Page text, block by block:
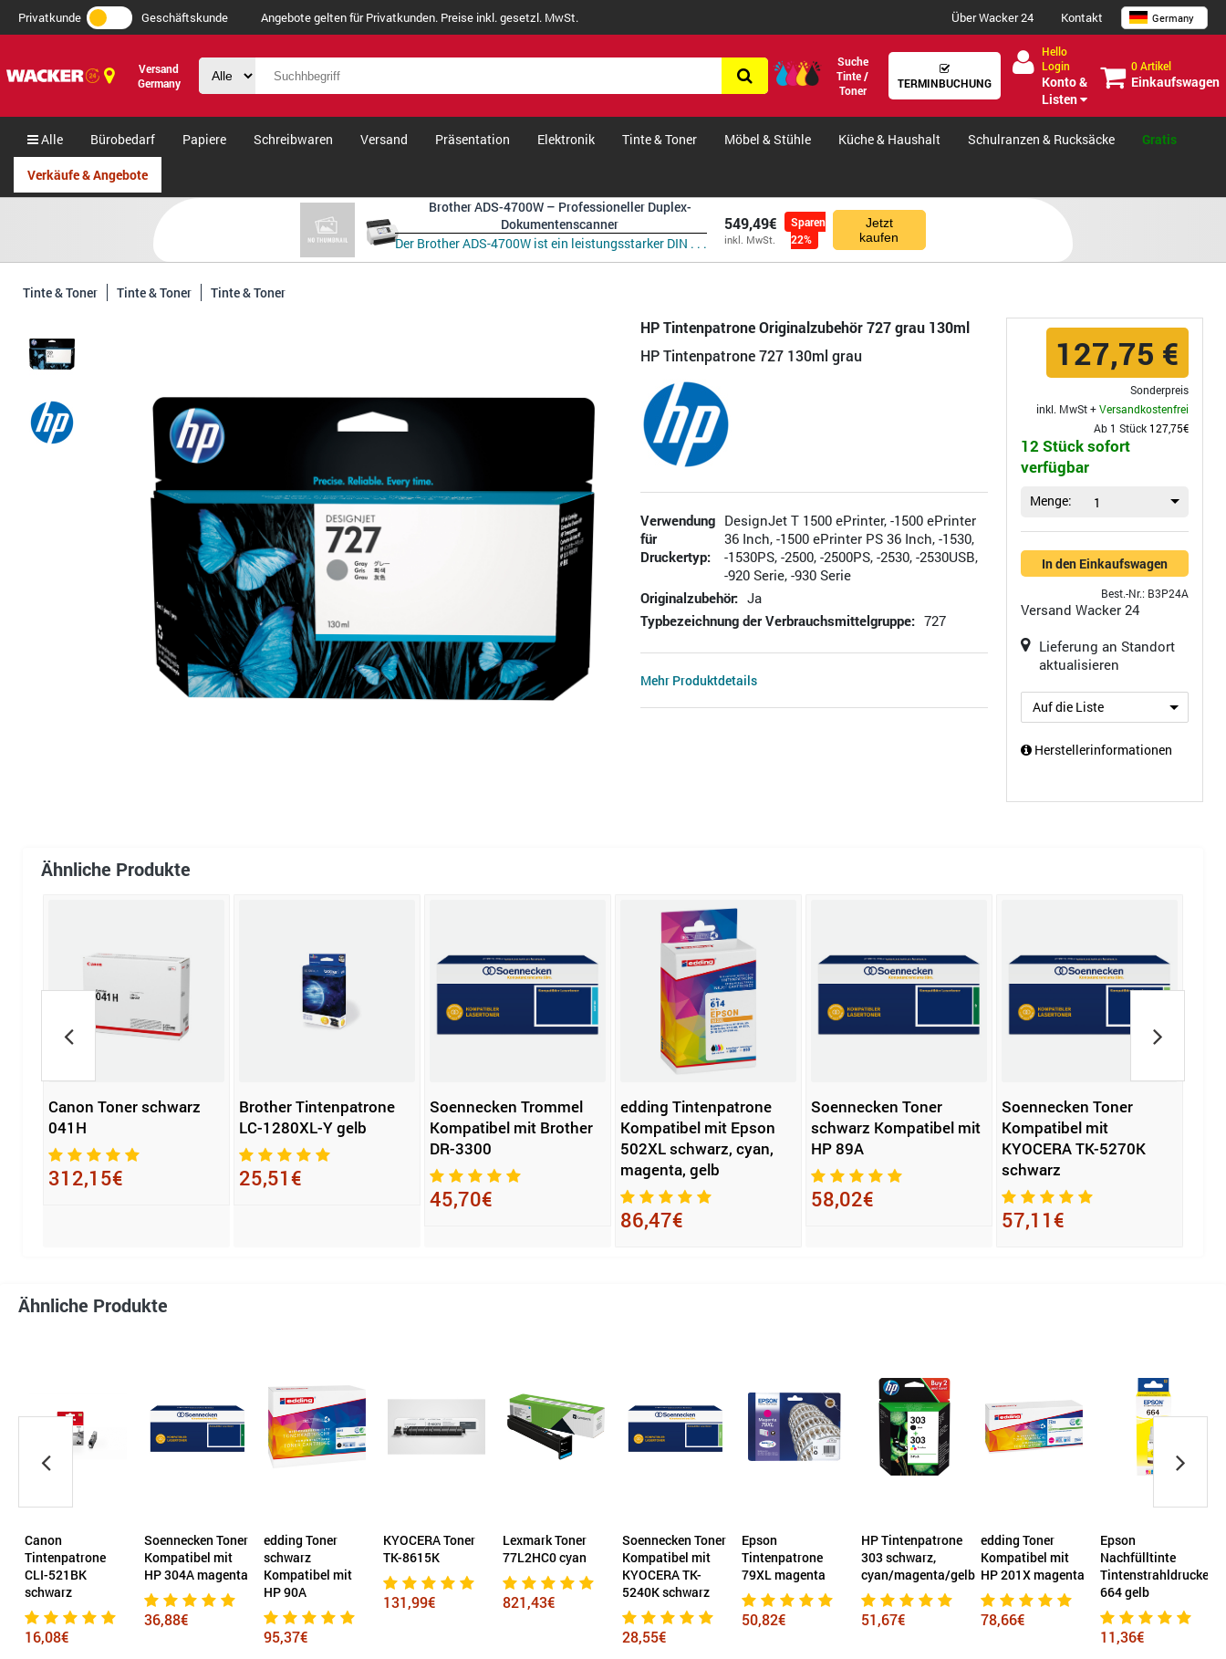
Privatkunde Geschäftskunde Angebote gelten für Privatkunden. Preise inkl. gesetzl. MwSt. Über Wacker 24 Kontakt Germany
Versand
Germany
Suche
Tinte /
Toner
TERMINBUCHUNG
Hello
Login
Konto &
Listen
0 Artikel
Einkaufswagen
Alle Bürobedarf Papiere Schreibwaren Versand Präsentation Elektronik Tinte & Toner Möbel & Stühle Küche & Haushalt Schulranzen & Rucksäcke Gratis
Verkäufe & Angebote
Brother ADS-4700W – Professioneller Duplex-
Dokumentenscanner
Der Brother ADS-4700W ist ein leistungsstarker DIN . . .
549,49€
inkl. MwSt.
Sparen
22%
Jetzt
kaufen
Tinte & Toner Tinte & Toner Tinte & Toner
HP Tintenpatrone Originalzubehör 727 grau 130ml
HP Tintenpatrone 727 130ml grau
Verwendung
für
Druckertyp:
DesignJet T 1500 ePrinter, -1500 ePrinter
36 Inch, -1500 ePrinter PS 36 Inch, -1530,
-1530PS, -2500, -2500PS, -2530, -2530USB,
-920 Serie, -930 Serie
Originalzubehör: Ja
Typbezeichnung der Verbrauchsmittelgruppe: 727
Mehr Produktdetails
127,75 €
Sonderpreis
inkl. MwSt +Versandkostenfrei
Ab 1 Stück 127,75€
12 Stück sofort
verfügbar
Menge: 1
In den Einkaufswagen
Best.-Nr.: B3P24A
Versand Wacker 24
Lieferung an Standort
aktualisieren
Auf die Liste
Herstellerinformationen
Ähnliche Produkte
Canon Toner schwarz
041H
312,15€
Brother Tintenpatrone
LC-1280XL-Y gelb
25,51€
Soennecken Trommel
Kompatibel mit Brother
DR-3300
45,70€
edding Tintenpatrone
Kompatibel mit Epson
502XL schwarz, cyan,
magenta, gelb
86,47€
Soennecken Toner
schwarz Kompatibel mit
HP 89A
58,02€
Soennecken Toner
Kompatibel mit
KYOCERA TK-5270K
schwarz
57,11€
Ähnliche Produkte
Canon
Tintenpatrone
CLI-521BK
schwarz
16,08€
Soennecken Toner
Kompatibel mit
HP 304A magenta
36,88€
edding Toner
schwarz
Kompatibel mit
HP 90A
95,37€
KYOCERA Toner
TK-8615K
131,99€
Lexmark Toner
77L2HC0 cyan
821,43€
Soennecken Toner
Kompatibel mit
KYOCERA TK-
5240K schwarz
28,55€
Epson
Tintenpatrone
79XL magenta
50,82€
HP Tintenpatrone
303 schwarz,
cyan/magenta/gelb
51,67€
edding Toner
Kompatibel mit
HP 201X magenta
78,66€
Epson
Nachfülltinte
Tintenstrahldrucker
664 gelb
11,36€